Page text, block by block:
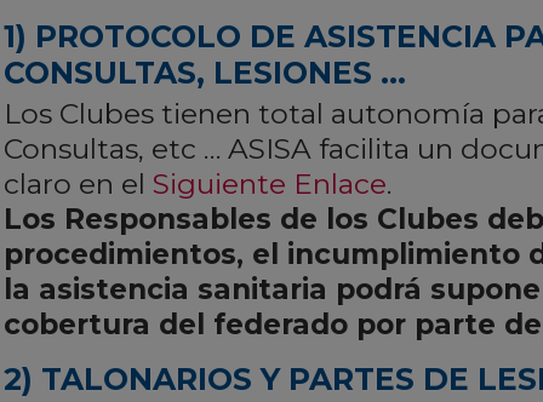
1) PROTOCOLO DE ASISTENCIA
CONSULTAS, LESIONES …
Los Clubes tienen total autonomía
Consultas, etc … ASISA facilita un
claro en el Siguiente Enlace.
Los Responsables de los Clubes
procedimientos, el incumplimiento
la asistencia sanitaria podrá
cobertura del federado por parte de
2) TALONARIOS Y PARTES DE